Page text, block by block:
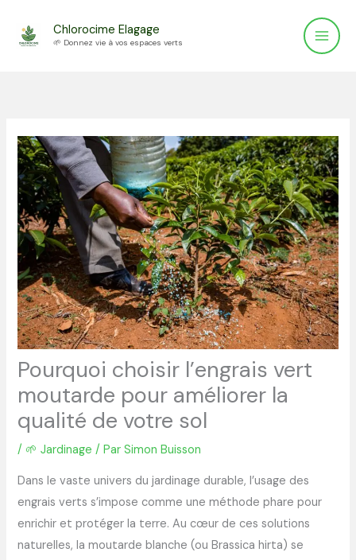
Chlorocime Elagage
🌱 Donnez vie à vos espaces verts
Pourquoi choisir l’engrais vert
moutarde pour améliorer la
qualité de votre sol
/ 🌱 Jardinage / ParSimon Buisson
Dans le vaste univers du jardinage durable, l’usage des
engrais verts s’impose comme une méthode phare pour
enrichir et protéger la terre. Au cœur de ces solutions
naturelles, la moutarde blanche (ou Brassica hirta) se